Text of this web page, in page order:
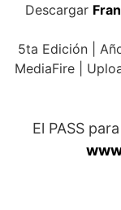
Descargar
5ta Edición |
MediaFire |
El PASS